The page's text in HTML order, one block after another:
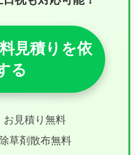
見積りを依
る
お見積り無料
草剤散布無料